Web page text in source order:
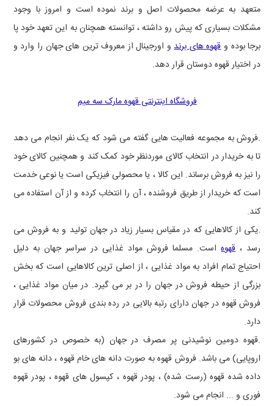
متعهد به عرضه محصولات اصل و برند نموده است و امروز با وجود
مشکلات بسیاری که پیش رو داشته ، توانسته همچنان به این تعهد خود پا
برجا بوده وقهوه های برندو اورجینال از معروف ترین های جهان را وارد و
در اختیار قهوه دوستان قرار دهد.
فروشگاه اینترنتی قهوه مارک سه میم
.فروش به مجموعه فعالیت هایی گفته می شود که یک نفر انجام می دهد
تا به خریدار در انتخاب کالای موردنظر خود کمک کند و همچنین کالای خود
را نیز به فروش برساند. این کالا ، یا محصولی فیزیکی است یا نوعی خدمت
است که خریدار از طریق فروشنده ، آن را انتخاب کرده و از آن استفاده می
کند.
.یکی از کالاهایی که در مقیاس بسیار زیاد در جهان تولید و به فروش می
رسد ،قهوهاست. مسلما فروش مواد غذایی در سراسر جهان به دلیل
احتیاج تمام افراد به مواد غذایی ، از اصلی ترین کالاهایی است که بخش
بزرگی از حیطه فروش در جهان را در بر می گیرد. در میان مواد غذایی ،
فروش قهوه در جهان دارای رتبه بالایی در رده بندی فروش محصولات قرار
دارد.
.قهوه دومین نوشیدنی پر مصرف در جهان (به خصوص در کشورهای
اروپایی) می باشد. فروش قهوه به صورت دانه های خام قهوه ، دانه های بو
داده شده قهوه (رست شده) ، پودر قهوه ، کپسول های قهوه ، پودر قهوه
فوری و ... انجام می شود.